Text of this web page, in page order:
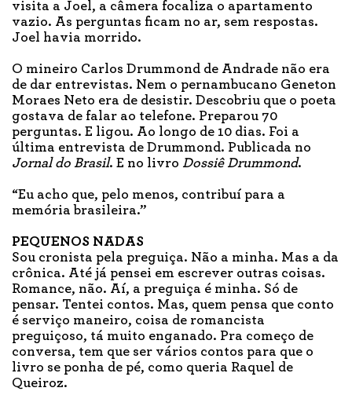
visita a Joel, a câmera focaliza o apartamento
vazio. As perguntas ficam no ar, sem respostas.
Joel havia morrido.
O mineiro Carlos Drummond de Andrade não era
de dar entrevistas. Nem o pernambucano Geneton
Moraes Neto era de desistir. Descobriu que o poeta
gostava de falar ao telefone. Preparou 70
perguntas. E ligou. Ao longo de 10 dias. Foi a
última entrevista de Drummond. Publicada no
Jornal do Brasil. E no livro Dossiê Drummond.
“Eu acho que, pelo menos, contribuí para a
memória brasileira.”
PEQUENOS NADAS
Sou cronista pela preguiça. Não a minha. Mas a da
crônica. Até já pensei em escrever outras coisas.
Romance, não. Aí, a preguiça é minha. Só de
pensar. Tentei contos. Mas, quem pensa que conto
é serviço maneiro, coisa de romancista
preguiçoso, tá muito enganado. Pra começo de
conversa, tem que ser vários contos para que o
livro se ponha de pé, como queria Raquel de
Queiroz.